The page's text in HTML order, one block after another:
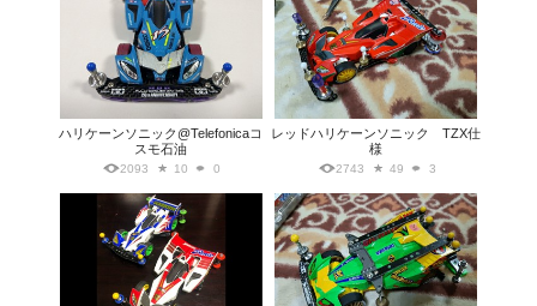
ハリケーンソニック@Telefonicaコ
スモ石油
2093 10 0
レッドハリケーンソニック TZX仕
様
2743 49 3